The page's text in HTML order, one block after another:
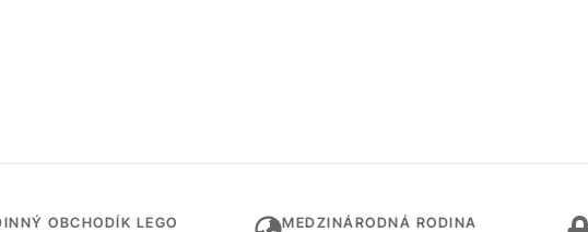
OBCHODÍK LEGO MEDZINÁRODNÁ RODINA